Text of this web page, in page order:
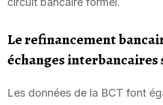
Le refinancement
échanges interbancaires
Les données de la BCT font